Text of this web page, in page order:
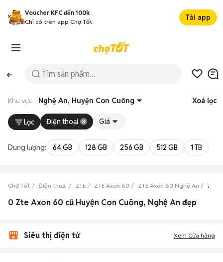
Voucher KFC đến 100k
Chỉ có trên app Chợ Tốt
Tải app
Khu vực: Nghệ An, Huyện Con Cuông Xoá lọc
Lọc Điện thoại Giá
Dung lượng: 64 GB 128 GB 256 GB 512 GB 1 TB
Chợ Tốt Điện thoại ZTE ZTE Axon 60 ZTE Axon 60 Nghệ An ZTE
0 Zte Axon 60 cũ Huyện Con Cuông, Nghệ An đẹp
Siêu thị điện tử Xem Cửa hàng